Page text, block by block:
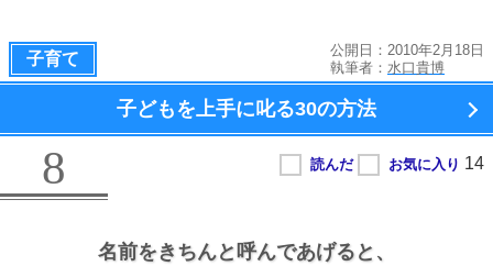
子育て
公開日：2010年2月18日
執筆者： 水口貴博
子どもを上手に叱る30の方法
8
名前をきちんと呼んであげると、